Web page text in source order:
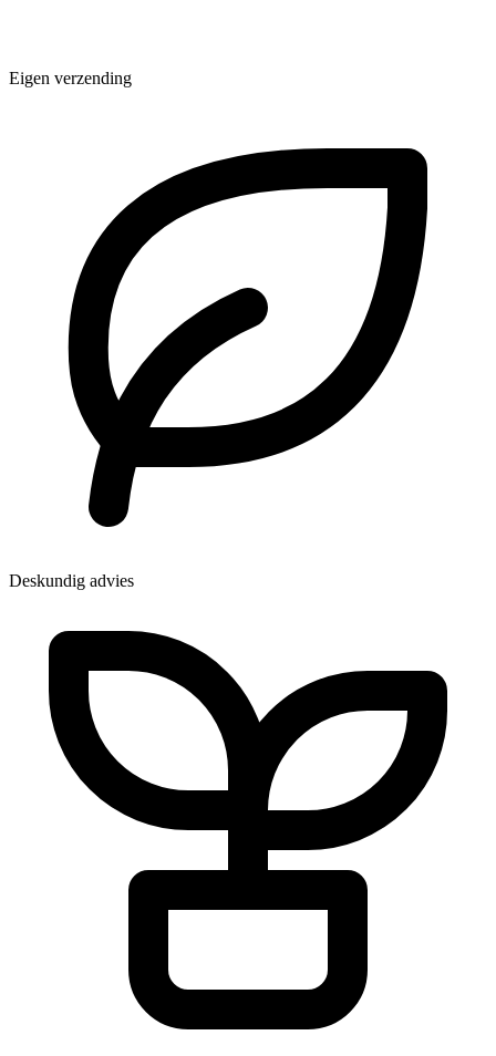
Eigen verzending
Deskundig advies